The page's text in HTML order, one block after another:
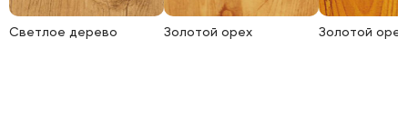
Светлое дерево Золотой орех Золотой